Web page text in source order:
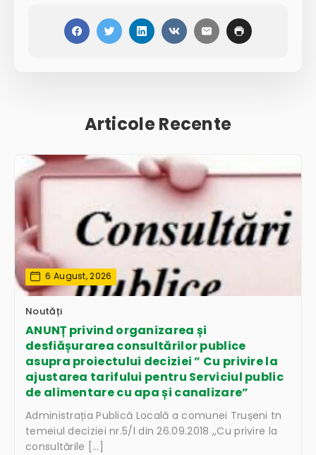
Articole Recente
6 August, 2026
Noutăți
ANUNȚ privind organizarea și
desfiășurarea consultărilor publice
asupra proiectului deciziei ” Cu privire la
ajustarea tarifului pentru Serviciul public
de alimentare cu apa și canalizare”
Administrația Publică Locală a comunei Trușeni tn
temeiul deciziei nr.5/l din 26.09.2018 ,,Cu privire la
consultările […]